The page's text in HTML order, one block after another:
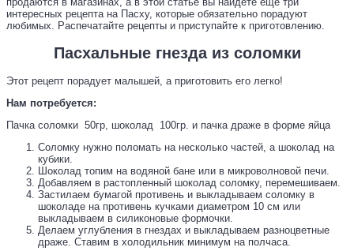
интересных рецепта на Пасху, которые обязательно порадуют
любимых. Распечатайте рецепты и приступайте к приготовлению.
Пасхальные гнезда из соломки
Этот рецепт порадует малышей, а приготовить его легко!
Нам потребуется:
Пачка соломки 50гр, шоколад 100гр. и пачка драже в форме яйца
Соломку нужно поломать на несколько частей, а шоколад на
кубики.
Шоколад топим на водяной бане или в микроволновой печи.
Добавляем в растопленный шоколад соломку, перемешиваем.
Застилаем бумагой противень и выкладываем соломку в
шоколаде на противень кучками диаметром 10 см или
выкладываем в силиконовые формочки.
Делаем углубления в гнездах и выкладываем разноцветные
драже. Ставим в холодильник минимум на полчаса.